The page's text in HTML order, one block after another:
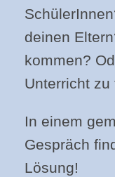
deinen
kommen?
Unterricht zu
In einem
Gespräch
Lösung!